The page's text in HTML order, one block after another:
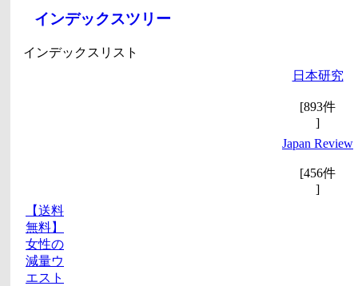
インデックスツリー
インデックスリスト
日本研究
[893件
]
Japan Review
[456件
]
【送料
無料】
女性の
減量ウ
エスト